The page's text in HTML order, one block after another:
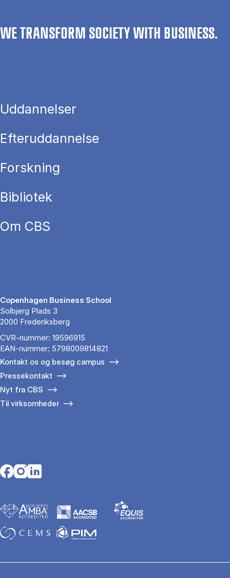
WE TRANSFORM SOCIETY WITH BUSINESS.
Uddannelser
Efteruddannelse
Forskning
Bibliotek
Om CBS
Copenhagen Business School
Solbjerg Plads 3
2000 Frederiksberg
CVR-nummer: 19596915
EAN-nummer: 5798009814821
Kontakt os og besøg campus
Pressekontakt
Nyt fra CBS
Til virksomheder
Opens in a new tab
Opens in a new tab
Opens in a new tab